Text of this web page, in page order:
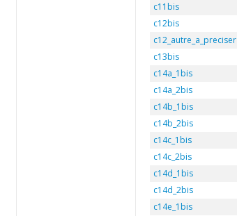
c11bis
c12bis
c12_autre_a_preciser
c13bis
c14a_1bis
c14a_2bis
c14b_1bis
c14b_2bis
c14c_1bis
c14c_2bis
c14d_1bis
c14d_2bis
c14e_1bis